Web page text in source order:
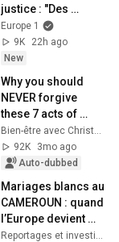
justice : "Des
femmes meurent
pour enlever ce
voile" (G. Fenech)
Europe 1
9K
22h ago
New
Why you should
NEVER forgive
these 7 acts of
disrespect -
CRISTOPHE ANDRÉ
Bien-être avec Christophe André
92K
3mo ago
Auto-dubbed
Mariages blancs au
CAMEROUN : quand
l’Europe devient
une OBSESSION -